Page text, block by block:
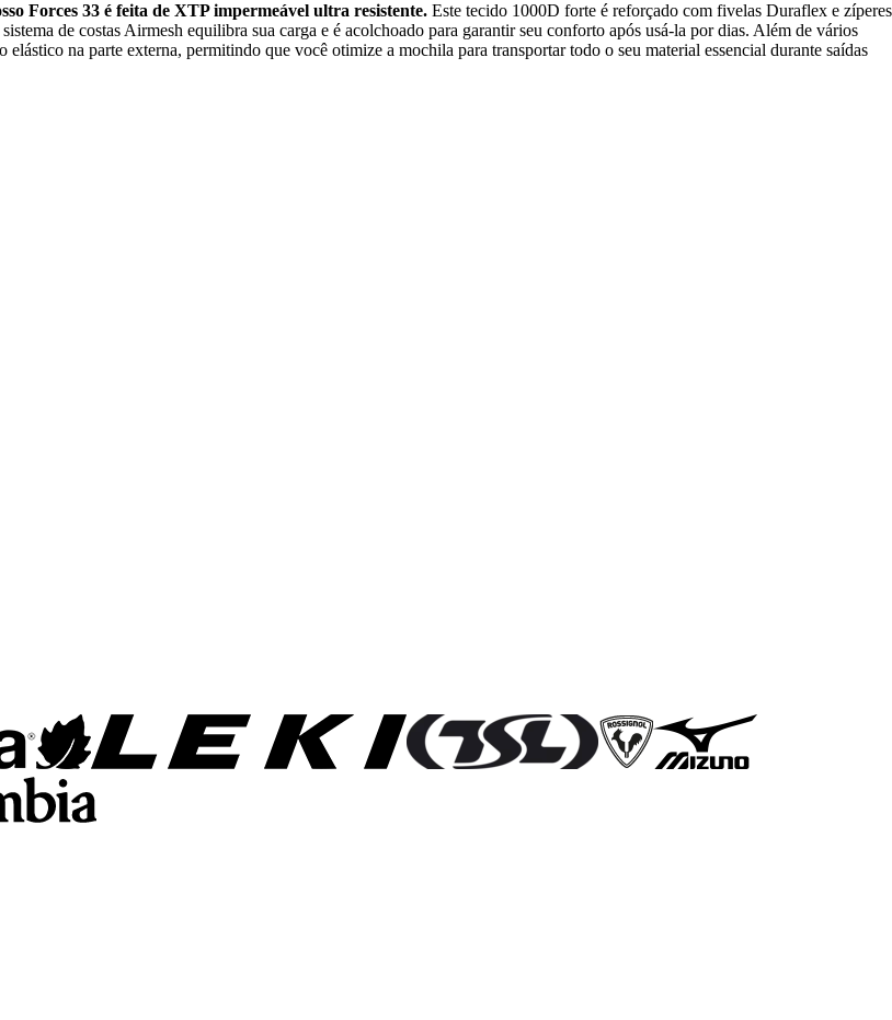
Forces 33 é feita de XTP impermeável ultra resistente. Este tecido 1000D forte é reforçado com fivelas Duraflex e zíperes
de costas Airmesh equilibra sua carga e é acolchoado para garantir seu conforto após usá-la por dias. Além de vários
na parte externa, permitindo que você otimize a mochila para transportar todo o seu material essencial durante saídas